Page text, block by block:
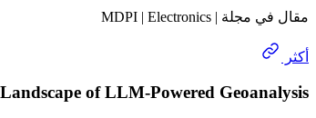
مقال في مجلة | MDPI | Electronics
أكثر
of LLM-Powered Geoanalysis